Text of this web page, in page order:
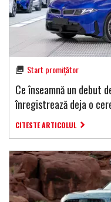
Start promițător
Ce înseamnă un debut
înregistrează deja o
CITESTE ARTICOLUL